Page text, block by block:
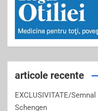
articole recente
EXCLUSIVITATE/
Schengen